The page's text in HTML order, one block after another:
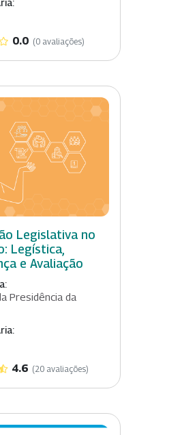
0.0 (0 avaliações)
Legislativa no
Legística,
e Avaliação
Presidência da
4.6 (20 avaliações)